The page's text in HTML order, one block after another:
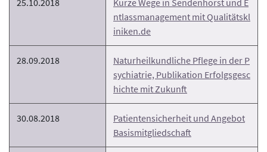
ntlassmanagement mit Qualitätskl
iniken.de
28.09.2018
Naturheilkundliche Pflege in der P
sychiatrie, Publikation Erfolgsgesc
hichte mit Zukunft
30.08.2018
Patientensicherheit und Angebot
Basismitgliedschaft